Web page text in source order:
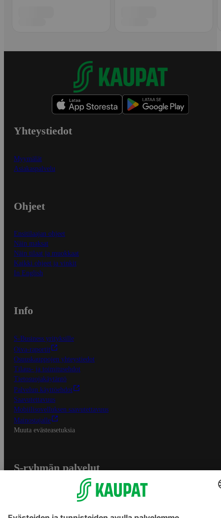
Yhteystiedot
Myymälät
Asiakaspalvelu
Ohjeet
Ensitilaajan ohjeet
Näin maksat
Näin tilaat ja muokkaat
Kaikki ohjeet ja vinkit
In English
Info
S-Business yrityksille
Oiva-raportit
Osuuskauppojen yhteystiedot
Tilaus- ja toimitusehdot
Tietosuojakäytäntö
Palvelun käyttöehdot
Saavutettavuus
Mobiilisovelluksen saavutettavuus
Mainostajalle
Muuta evästeasetuksia
S-ryhmän palvelut